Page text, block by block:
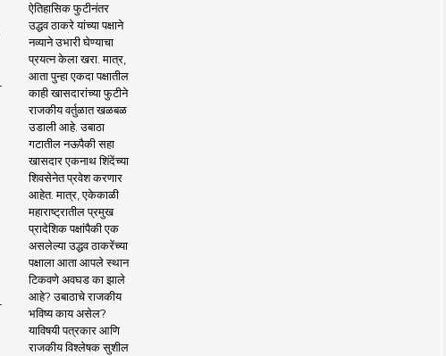
ऐतिहासिक फुटीनंतर
उद्धव ठाकरे यांच्या पक्षाने
नव्याने उभारी घेण्याचा
प्रयत्न केला खरा. मात्र,
आता पुन्हा एकदा पक्षातील
काही खासदारांच्या फुटीने
राजकीय वर्तुळात खळबळ
उडाली आहे. उबाठा
गटातील नऊपैकी सहा
खासदार एकनाथ शिंदेंच्या
शिवसेनेत प्रवेश करणार
आहेत. मात्र, एकेकाळी
महाराष्ट्रातील प्रमुख
प्रादेशिक पक्षांपैकी एक
असलेल्या उद्धव ठाकरेंच्या
पक्षाला आता आपले स्थान
टिकवणे अवघड का झाले
आहे? उबाठाचे राजकीय
भविष्य काय असेल?
याविषयी पत्रकार आणि
राजकीय विश्लेषक सुशील